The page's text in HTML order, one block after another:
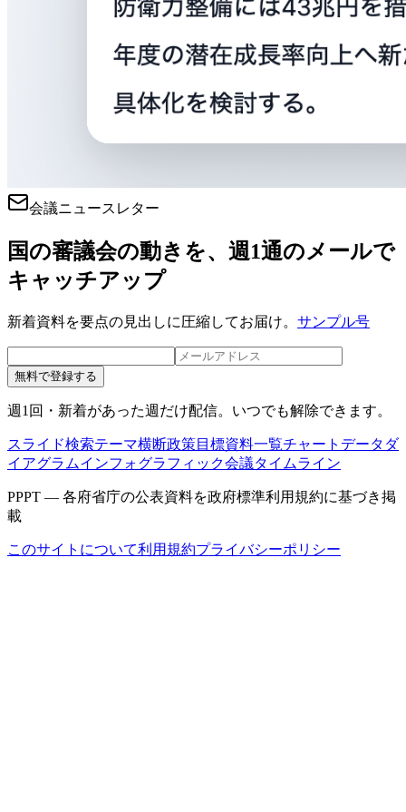
会議ニュースレター
国の審議会の動きを、週1通のメールで
キャッチアップ
新着資料を要点の見出しに圧縮してお届け。 サンプル号
無料で登録する
週1回・新着があった週だけ配信。いつでも解除できます。
スライド検索テーマ横断政策目標資料一覧チャートデータ ダ
イアグラムインフォグラフィック会議タイムライン
PPPT — 各府省庁の公表資料を政府標準利用規約に基づき掲
載
このサイトについて利用規約プライバシーポリシー